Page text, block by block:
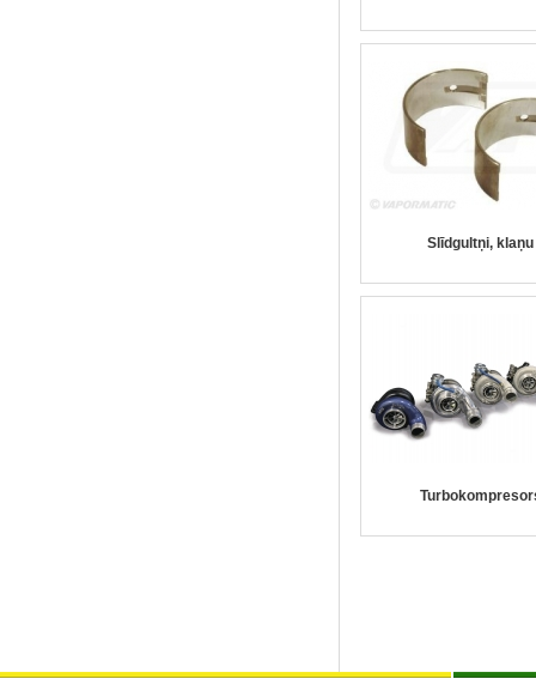
Slīdgultņi, klaņu